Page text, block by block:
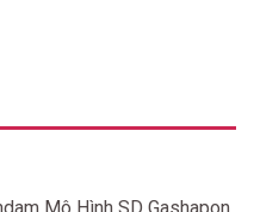
Mô Hình SD Gashapon